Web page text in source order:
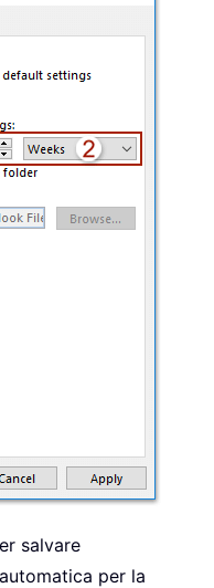
salvare
per la